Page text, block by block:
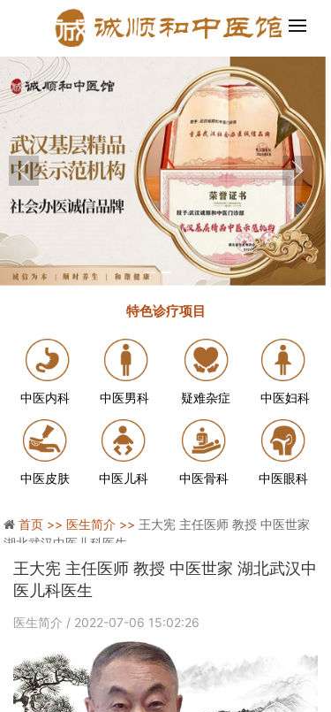
特色诊疗项目
中医内科 中医男科 疑难杂症 中医妇科
中医皮肤 中医儿科 中医骨科 中医眼科
、微信小程序四合一，轻松创建企业官网和小程序！ 2.百
首页 >> 医生简介 >> 王大宪 主任医师 教授 中医世家
湖北武汉中医儿科医生
王大宪 主任医师 教授 中医世家 湖北武汉中
医儿科医生
医生简介 / 2022-07-06 15:02:26